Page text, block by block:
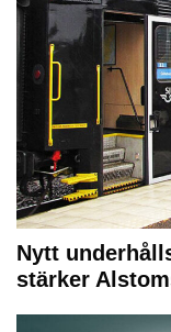
Nytt
stärker